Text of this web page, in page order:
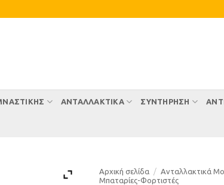
ΑΝΤΑΛΛΑΚΤΙΚΑ ΣΥΝΤΉΡΗΣΗ
Αρχική σελίδα / Ανταλλακτικά
Μπαταρίες-Φορτιστές